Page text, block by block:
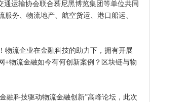
运输协会联合慕尼黑博览集团等单位共同
务、物流地产、航空货运、港口船运、
流企业在金融科技的助力下，拥有开展
+物流金融如今有何创新案例？区块链与物
科技驱动物流金融创新”高峰论坛，此次